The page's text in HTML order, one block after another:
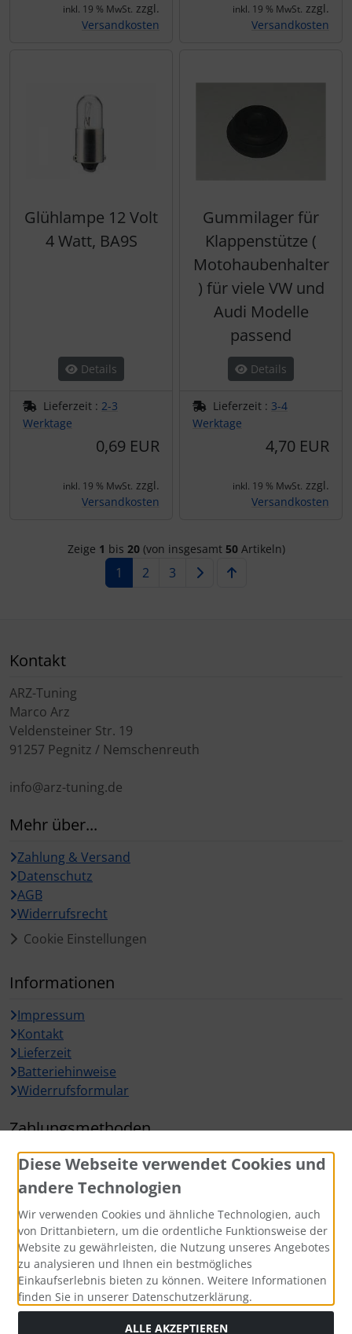
inkl. 19 % MwSt. zzgl.
Versandkosten
inkl. 19 % MwSt. zzgl.
Versandkosten
Glühlampe 12 Volt
4 Watt, BA9S
Details
Lieferzeit : 2-3
Werktage
0,69 EUR
inkl. 19 % MwSt. zzgl.
Versandkosten
Gummilager für
Klappenstütze (
Motohaubenhalter
) für viele VW und
Audi Modelle
passend
Details
Lieferzeit : 3-4
Werktage
4,70 EUR
inkl. 19 % MwSt. zzgl.
Versandkosten
Zeige 1 bis 20(von insgesamt 50Artikeln)
1 2 3
Kontakt
ARZ-Tuning
Marco Arz
Veldensteiner Str. 19
91257 Pegnitz / Nemschenreuth
info@arz-tuning.de
Mehr über...
Zahlung & Versand
Datenschutz
AGB
Widerrufsrecht
Cookie Einstellungen
Informationen
Impressum
Kontakt
Lieferzeit
Batteriehinweise
Widerrufsformular
Zahlungsmethoden
Widerrufsbutton
Diese Webseite verwendet Cookies und
andere Technologien
Wir verwenden Cookies und ähnliche Technologien, auch
von Drittanbietern, um die ordentliche Funktionsweise der
Website zu gewährleisten, die Nutzung unseres Angebotes
zu analysieren und Ihnen ein bestmögliches
Einkaufserlebnis bieten zu können. Weitere Informationen
finden Sie in unserer Datenschutzerklärung.
ALLE AKZEPTIEREN